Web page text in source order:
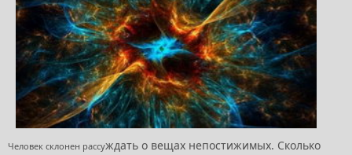
Человек склонен рассуждать о вещах непостижимых. Сколько